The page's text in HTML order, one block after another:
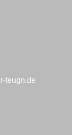
teugn.de